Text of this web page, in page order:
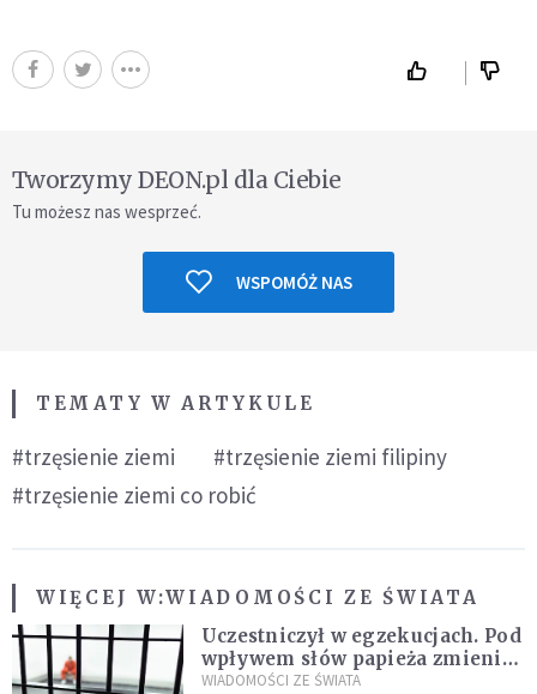
Tworzymy DEON.pl dla Ciebie
Tu możesz nas wesprzeć.
WSPOMÓŻ NAS
TEMATY W ARTYKULE
#trzęsienie ziemi
#trzęsienie ziemi filipiny
#trzęsienie ziemi co robić
WIĘCEJ W:WIADOMOŚCI ZE ŚWIATA
Uczestniczył w egzekucjach. Pod
wpływem słów papieża zmienił
zdanie
WIADOMOŚCI ZE ŚWIATA